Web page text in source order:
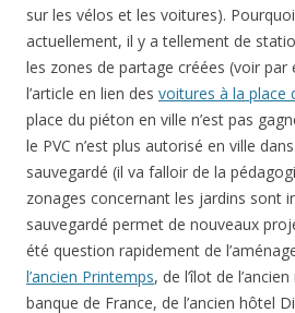
sur les vélos et les voitures).
actuellement, il y a tellement de
les zones de partage créées (voir par
l’article en lien des voitures à la place
place du piéton en ville n’est pas
le PVC n’est plus autorisé en ville
sauvegardé (il va falloir de la
zonages concernant les jardins sont
sauvegardé permet de nouveaux
été question rapidement de
l’ancien Printemps, de l’îlot de
banque de France, de l’ancien hôtel